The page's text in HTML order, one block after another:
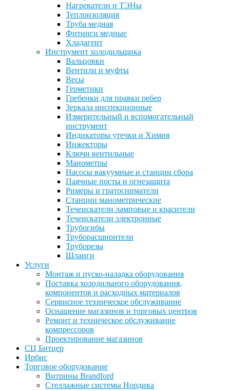
Нагреватели и ТЭНы
Теплоизоляция
Труба медная
Фитинги медные
Хладагент
Инструмент холодильщика
Вальцовки
Вентили и муфты
Весы
Герметики
Гребенки для правки ребер
Зеркала инспекционные
Измерительный и вспомогательный
инструмент
Индикаторы утечки и Химия
Инжекторы
Ключи вентильные
Манометры
Насосы вакуумные и станции сбора
Паячные посты и огнезащита
Римеры и гратосниматели
Станции манометрические
Течеискатели ламповые и красители
Течеискатели электронные
Трубогибы
Труборасширители
Труборезы
Шланги
Услуги
Монтаж и пуско-наладка оборудования
Поставка холодильного оборудования,
компонентов и расходных материалов
Сервисное техническое обслуживание
Оснащение магазинов и торговых центров
Ремонт и техническое обслуживание
компрессоров
Проектирование магазинов
СЦ Битцер
Ирбис
Торговое оборудование
Витрины Brandford
Стеллажные системы Нордика